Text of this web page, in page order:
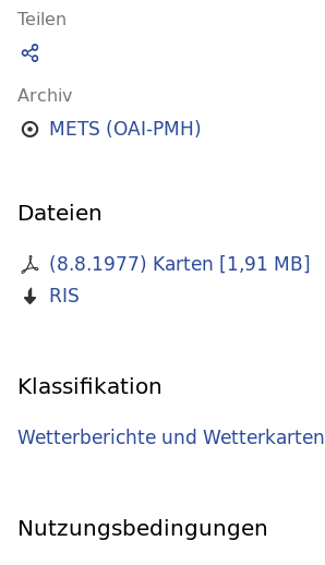
Teilen
Archiv
METS (OAI-PMH)
Dateien
(8.8.1977) Karten [1,91 MB]
RIS
Klassifikation
Wetterberichte und Wetterkarten
Nutzungsbedingungen